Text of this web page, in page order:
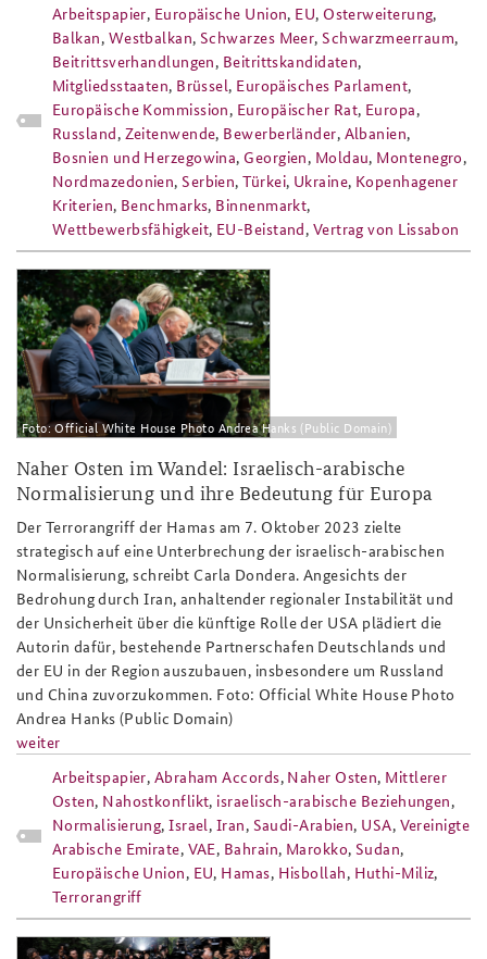
Arbeitspapier, Europäische Union, EU, Osterweiterung,
Balkan, Westbalkan, Schwarzes Meer, Schwarzmeerraum,
Beitrittsverhandlungen, Beitrittskandidaten,
Mitgliedsstaaten, Brüssel, Europäisches Parlament,
Europäische Kommission, Europäischer Rat, Europa,
Russland, Zeitenwende, Bewerberländer, Albanien,
Bosnien und Herzegowina, Georgien, Moldau, Montenegro,
Nordmazedonien, Serbien,Türkei, Ukraine, Kopenhagener
Kriterien, Benchmarks, Binnenmarkt,
Wettbewerbsfähigkeit, EU-Beistand, Vertrag von Lissabon
ap7-
Foto: Official White House Photo Andrea Hanks (Public Domain)
Naher Osten im Wandel: Israelisch-arabische
Normalisierung und ihre Bedeutung für Europa
Der Terrorangriff der Hamas am 7. Oktober 2023 zielte
strategisch auf eine Unterbrechung der israelisch-arabischen
Normalisierung, schreibt Carla Dondera. Angesichts der
Bedrohung durch Iran, anhaltender regionaler Instabilität und
der Unsicherheit über die künftige Rolle der USA plädiert die
Autorin dafür, bestehende Partnerschafen Deutschlands und
der EU in der Region auszubauen, insbesondere um Russland
und China zuvorzukommen. Foto: Official White House Photo
Andrea Hanks (Public Domain)
weiter
Arbeitspapier, Abraham Accords, Naher Osten, Mittlerer
Osten, Nahostkonflikt, israelisch-arabische Beziehungen,
Normalisierung,Israel, Iran, Saudi-Arabien, USA, Vereinigte
Arabische Emirate, VAE, Bahrain, Marokko, Sudan,
Europäische Union, EU, Hamas, Hisbollah, Huthi-Miliz,
Terrorangriff